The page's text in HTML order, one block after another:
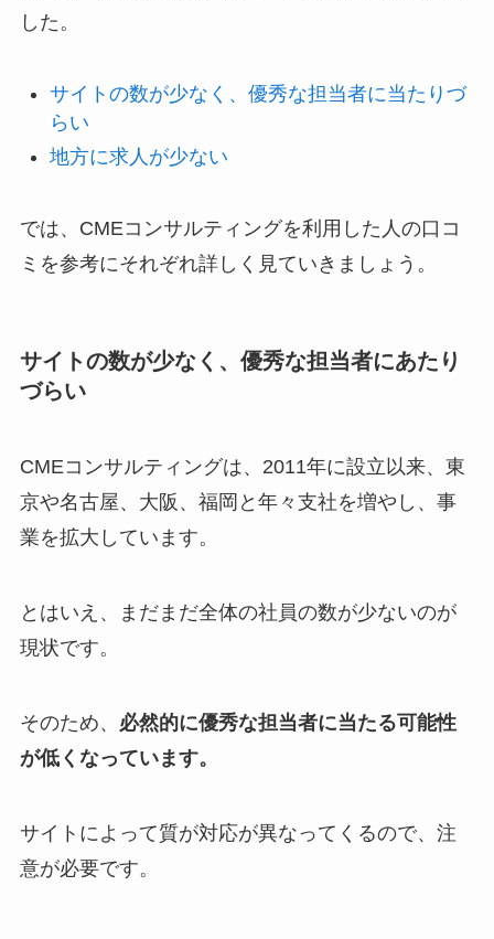
した。
サイトの数が少なく、優秀な担当者に当たりづ
らい
地方に求人が少ない
では、CMEコンサルティングを利用した人の口コ
ミを参考にそれぞれ詳しく見ていきましょう。
サイトの数が少なく、優秀な担当者にあたり
づらい
CMEコンサルティングは、2011年に設立以来、東
京や名古屋、大阪、福岡と年々支社を増やし、事
業を拡大しています。
とはいえ、まだまだ全体の社員の数が少ないのが
現状です。
そのため、 必然的に優秀な担当者に当たる可能性
が低くなっています。
サイトによって質が対応が異なってくるので、注
意が必要です。